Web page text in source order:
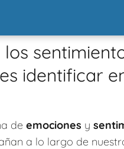
identificar
de emociones y
a lo largo de